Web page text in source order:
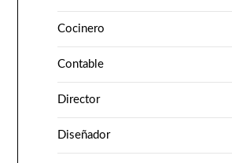
Cocinero
Contable
Director
Diseñador